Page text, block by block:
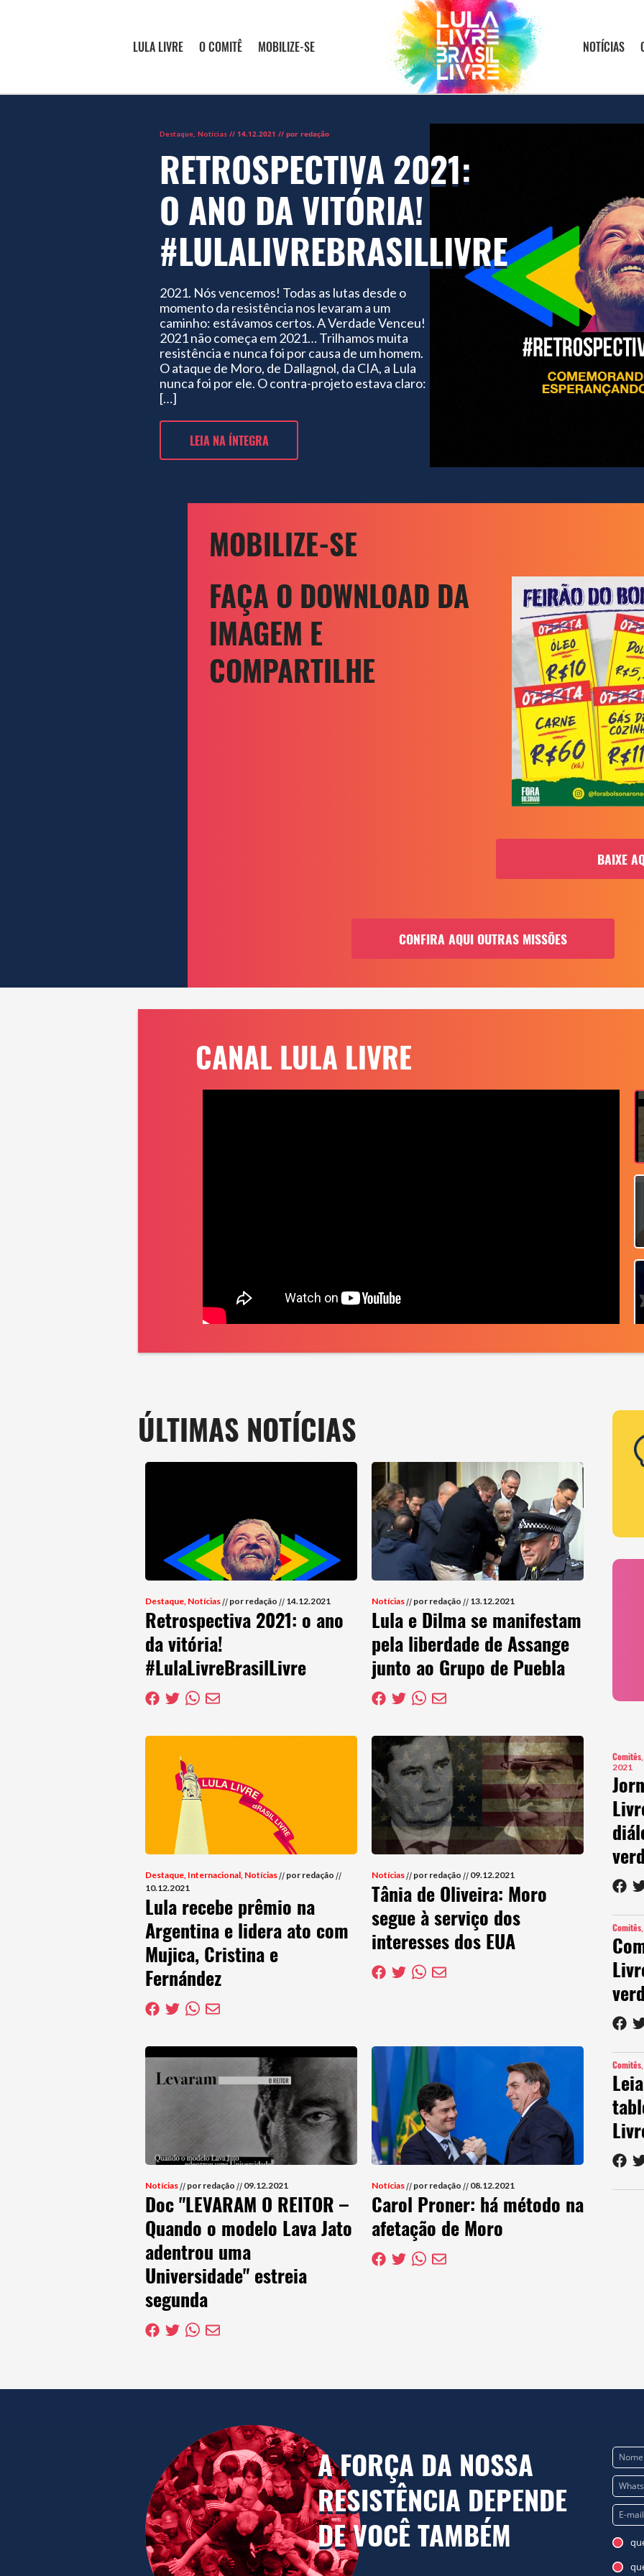
LULA LIVRE O COMITÊ MOBILIZE-SE NOTÍCIAS
Destaque, Notícias // 14.12.2021 // por redação
RETROSPECTIVA 2021:
O ANO DA VITÓRIA!
#LULALIVREBRASILLIVRE
2021. Nós vencemos! Todas as lutas desde o
momento da resistência nos levaram a um
caminho: estávamos certos. A Verdade Venceu!
2021 não começa em 2021… Trilhamos muita
resistência e nunca foi por causa de um homem.
O ataque de Moro, de Dallagnol, da CIA, a Lula
nunca foi por ele. O contra-projeto estava claro:
[…]
LEIA NA ÍNTEGRA
MOBILIZE-SE
FAÇA O DOWNLOAD DA
IMAGEM E
COMPARTILHE
BAIXE
CONFIRA AQUI OUTRAS MISSÕES
CANAL LULA LIVRE
ÚLTIMAS NOTÍCIAS
Destaque, Notícias // por redação // 14.12.2021
Retrospectiva 2021: o ano
da vitória!
#LulaLivreBrasilLivre
Notícias // por redação // 13.12.2021
Lula e Dilma se manifestam
pela liberdade de Assange
junto ao Grupo de Puebla
Destaque, Internacional, Notícias // por redação //
10.12.2021
Lula recebe prêmio na
Argentina e lidera ato com
Mujica, Cristina e
Fernández
Notícias // por redação // 09.12.2021
Tânia de Oliveira: Moro
segue à serviço dos
interesses dos EUA
Notícias // por redação // 09.12.2021
Doc "LEVARAM O REITOR –
Quando o modelo Lava Jato
adentrou uma
Universidade" estreia
segunda
Notícias // por redação // 08.12.2021
Carol Proner: há método na
afetação de Moro
Comitês
2021
Comitês
Comitês
A FORÇA DA NOSSA
RESISTÊNCIA DEPENDE
DE VOCÊ TAMBÉM